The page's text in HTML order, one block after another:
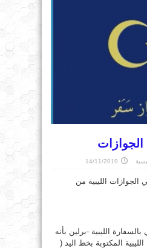
14/11/2019
الجوازات الليبية من
الليبية -برلين بأنه
المكتوبة بخط اليد (